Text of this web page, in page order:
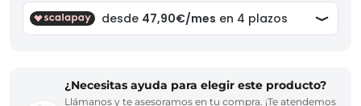
¿Necesitas ayuda para elegir este producto?
Llámanos y te asesoramos en tu compra. ¡Te atendemos